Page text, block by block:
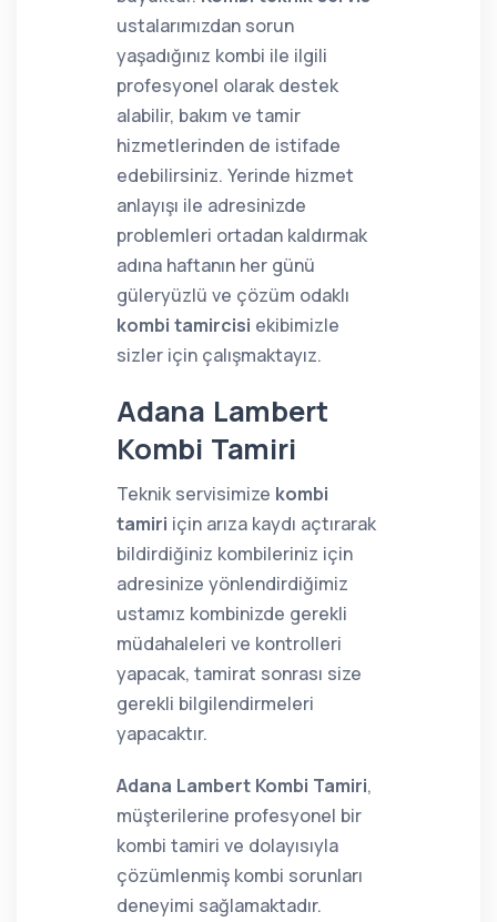
ustalarımızdan sorun
yaşadığınız kombi ile ilgili
profesyonel olarak destek
alabilir, bakım ve tamir
hizmetlerinden de istifade
edebilirsiniz. Yerinde hizmet
anlayışı ile adresinizde
problemleri ortadan kaldırmak
adına haftanın her günü
güleryüzlü ve çözüm odaklı
kombi tamircisi ekibimizle
sizler için çalışmaktayız.
Adana Lambert
Kombi Tamiri
Teknik servisimize kombi
tamiri için arıza kaydı açtırarak
bildirdiğiniz kombileriniz için
adresinize yönlendirdiğimiz
ustamız kombinizde gerekli
müdahaleleri ve kontrolleri
yapacak, tamirat sonrası size
gerekli bilgilendirmeleri
yapacaktır.
Adana Lambert Kombi Tamiri,
müşterilerine profesyonel bir
kombi tamiri ve dolayısıyla
çözümlenmiş kombi sorunları
deneyimi sağlamaktadır.